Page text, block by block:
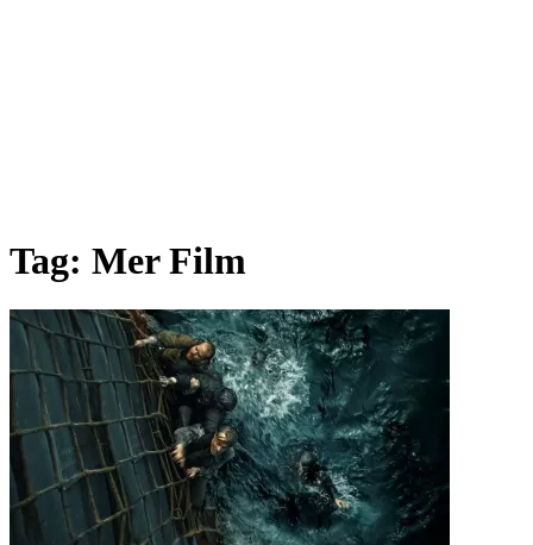
Tag: Mer Film